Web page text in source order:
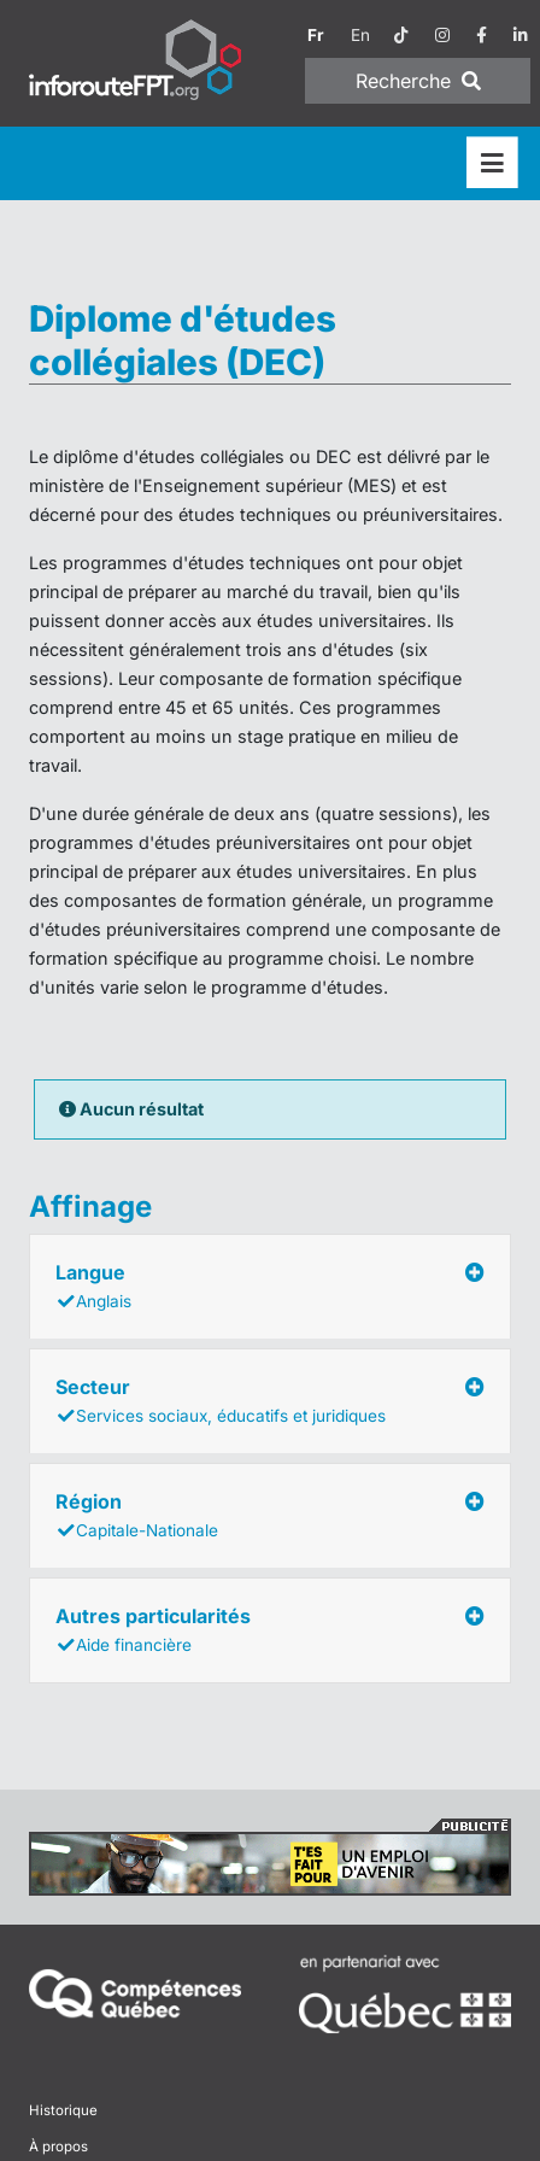
Fr En
Recherche
Diplome d'études
collégiales (DEC)
Le diplôme d'études collégiales ou DEC est délivré par le
ministère de l'Enseignement supérieur (MES) et est
décerné pour des études techniques ou préuniversitaires.
Les programmes d'études techniques ont pour objet
principal de préparer au marché du travail, bien qu'ils
puissent donner accès aux études universitaires. Ils
nécessitent généralement trois ans d'études (six
sessions). Leur composante de formation spécifique
comprend entre 45 et 65 unités. Ces programmes
comportent au moins un stage pratique en milieu de
travail.
D'une durée générale de deux ans (quatre sessions), les
programmes d'études préuniversitaires ont pour objet
principal de préparer aux études universitaires. En plus
des composantes de formation générale, un programme
d'études préuniversitaires comprend une composante de
formation spécifique au programme choisi. Le nombre
d'unités varie selon le programme d'études.
Aucun résultat
Affinage
Langue
Anglais
Secteur
Services sociaux, éducatifs et juridiques
Région
Capitale-Nationale
Autres particularités
Aide financière
Historique
À propos